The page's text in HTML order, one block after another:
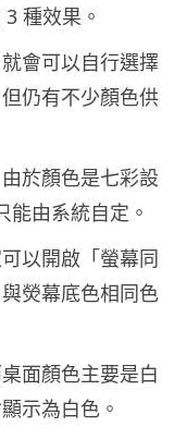
種效果。
會可以自行選擇
仍有不少顏色供
於顏色是七彩設
能由系統自定。
以開啟「螢幕同
熒幕底色相同色
面顏色主要是白
示為白色。